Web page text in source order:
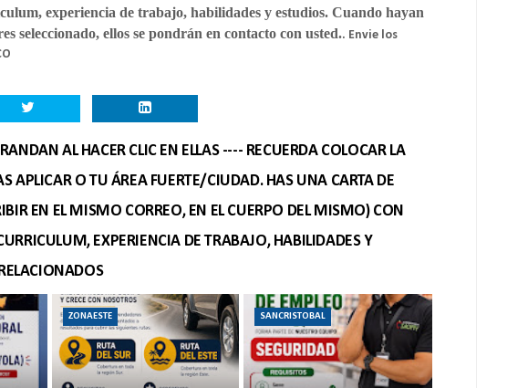
experiencia de trabajo, habilidades y estudios. Cuando hayan
seleccionado, ellos se pondrán en contacto con usted.. Envie los
AL HACER CLIC EN ELLAS ---- RECUERDA COLOCAR LA
APLICAR O TU ÁREA FUERTE/CIUDAD. HAS UNA CARTA DE
EN EL MISMO CORREO, EN EL CUERPO DEL MISMO) CON
EXPERIENCIA DE TRABAJO, HABILIDADES Y
ZONAESTE SANCRISTOBAL